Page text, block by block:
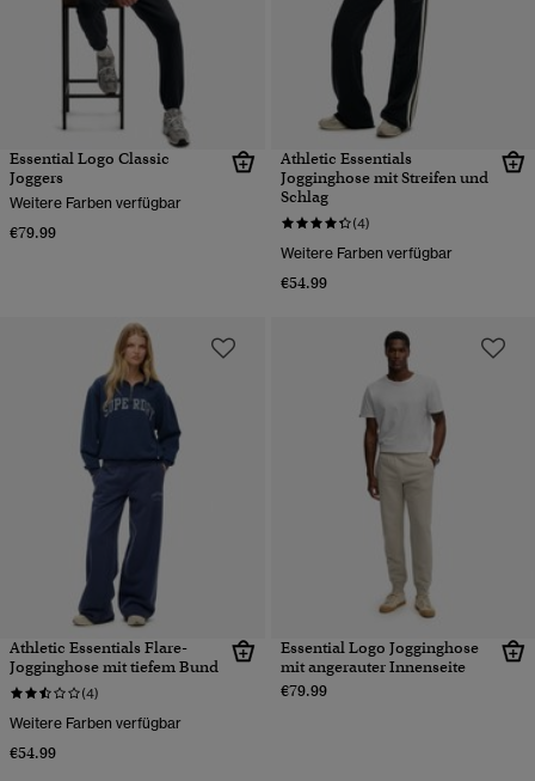
Essential Logo Classic
Joggers
Weitere Farben verfügbar
€79.99
Athletic Essentials
Jogginghose mit Streifen und
Schlag
(4)
Weitere Farben verfügbar
€54.99
Athletic Essentials Flare-
Jogginghose mit tiefem Bund
(4)
Weitere Farben verfügbar
€54.99
Essential Logo Jogginghose
mit angerauter Innenseite
€79.99